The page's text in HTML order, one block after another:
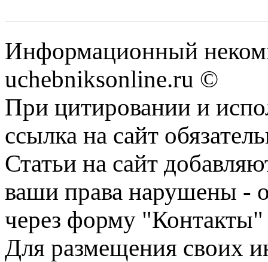
Информационный
uchebniksonline.ru ©
При цитировании и
ссылка на сайт
Статьи на сайт
ваши права нарушены -
через форму "Контакты"
Для размещения своих